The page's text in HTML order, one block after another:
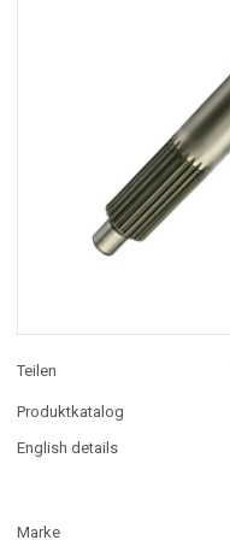
Teilen
Produktkatalog
English details
Marke